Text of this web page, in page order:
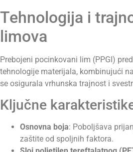
Tehnologija i
limova
Prebojeni pocinkovani lim (PPGI)
tehnologije materijala, kombinujući
se osigurala vrhunska trajnost i
Ključne
Osnovna boja: Poboljšava
zaštite od spoljnih faktora.